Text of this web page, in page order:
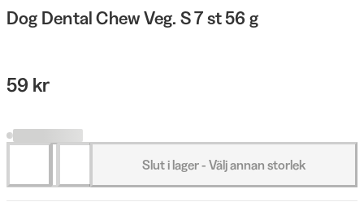
Dog Dental Chew Veg. S 7 st 56 g
59 kr
Slut i lager - Välj annan storlek